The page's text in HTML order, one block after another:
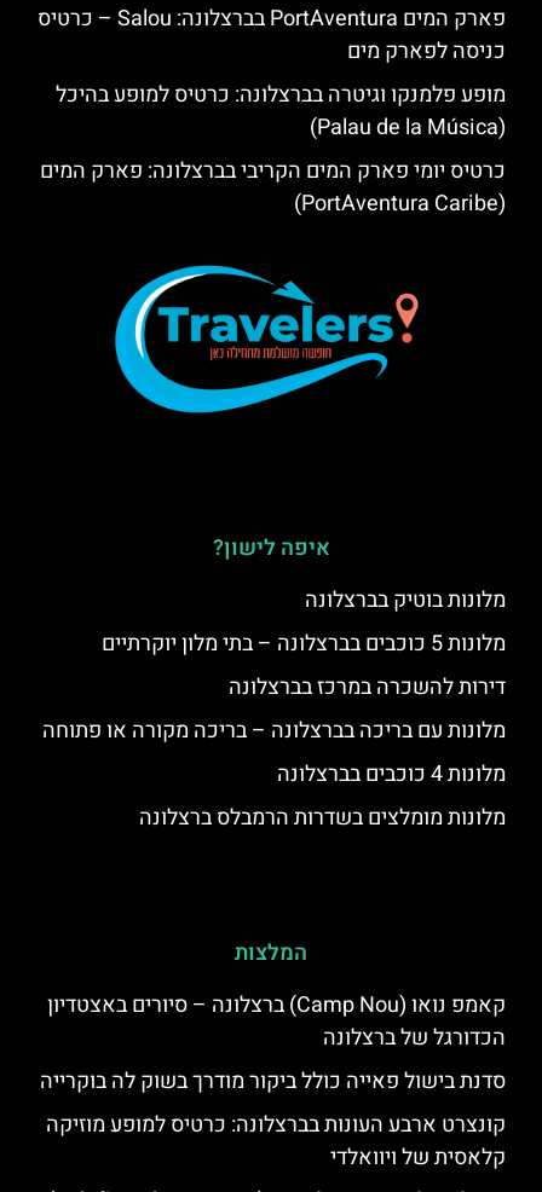
פארק המים PortAventura בברצלונה: Salou – כרטיס
כניסה לפארק מים
מופע פלמנקו וגיטרה בברצלונה: כרטיס למופע בהיכל
(Palau de la Música)
כרטיס יומי פארק המים הקריבי בברצלונה: פארק המים
(PortAventura Caribe)
איפה לישון?
מלונות בוטיק בברצלונה
מלונות 5 כוכבים בברצלונה – בתי מלון יוקרתיים
דירות להשכרה במרכז בברצלונה
מלונות עם בריכה בברצלונה – בריכה מקורה או פתוחה
מלונות 4 כוכבים בברצלונה
מלונות מומלצים בשדרות הרמבלס ברצלונה
המלצות
קאמפ נואו (Camp Nou) ברצלונה – סיורים באצטדיון
הכדורגל של ברצלונה
סדנת בישול פאייה כולל ביקור מודרך בשוק לה בוקרייה
קונצרט ארבע העונות בברצלונה: כרטיס למופע מוזיקה
קלאסית של ויוואלדי